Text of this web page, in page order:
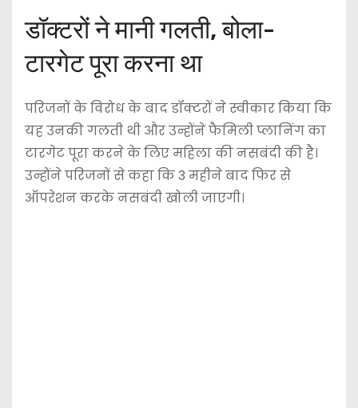
डॉक्टरों ने मानी गलती, बोला-
टारगेट पूरा करना था
परिजनों के विरोध के बाद डॉक्टरों ने स्वीकार किया कि
यह उनकी गलती थी और उन्होंने फैमिली प्लानिंग का
टारगेट पूरा करने के लिए महिला की नसबंदी की है।
उन्होंने परिजनों से कहा कि 3 महीने बाद फिर से
ऑपरेशन करके नसबंदी खोली जाएगी।